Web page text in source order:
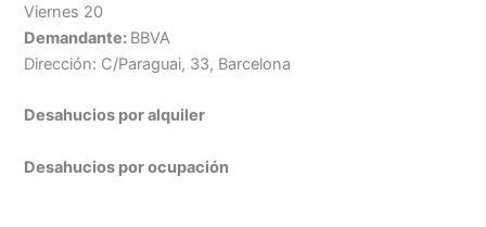
Viernes 20
Demandante: BBVA
Dirección: C/Paraguai, 33, Barcelona
Desahucios poralquiler
Desahucios por ocupación